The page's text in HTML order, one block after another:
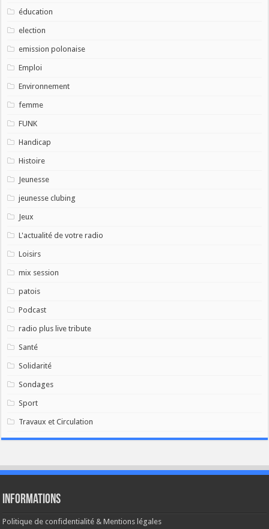
éducation
election
emission polonaise
Emploi
Environnement
femme
FUNK
Handicap
Histoire
Jeunesse
jeunesse clubing
Jeux
L'actualité de votre radio
Loisirs
mix session
patois
Podcast
radio plus live tribute
Santé
Solidarité
Sondages
Sport
Travaux et Circulation
Informations
Politique de confidentialité & Mentions légales